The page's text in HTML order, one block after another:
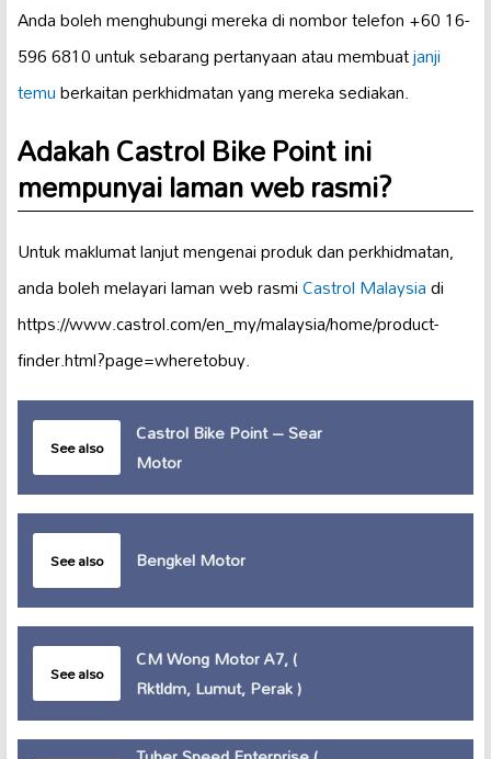
Anda boleh menghubungi mereka di nombor telefon +60 16-
596 6810 untuk sebarang pertanyaan atau membuatjanji
temuberkaitan perkhidmatan yang mereka sediakan.
Adakah Castrol Bike Point ini
mempunyai laman web rasmi?
Untuk maklumat lanjut mengenai produk dan perkhidmatan,
anda boleh melayari laman web rasmiCastrol Malaysiadi
https://www.castrol.com/en_my/malaysia/home/product-
finder.html?page=wheretobuy.
See also
Castrol Bike Point – Sear
Motor
See also Bengkel Motor
See also
CM Wong Motor A7, (
Rktldm, Lumut, Perak )